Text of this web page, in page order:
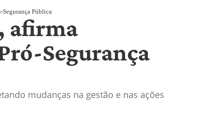
Pública
afirma
Segurança
mudanças na gestão e nas ações